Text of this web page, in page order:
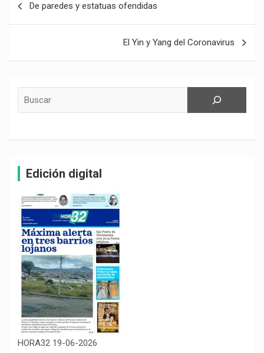
De paredes y estatuas ofendidas
El Yin y Yang del Coronavirus
Edición digital
HORA32 19-06-2026